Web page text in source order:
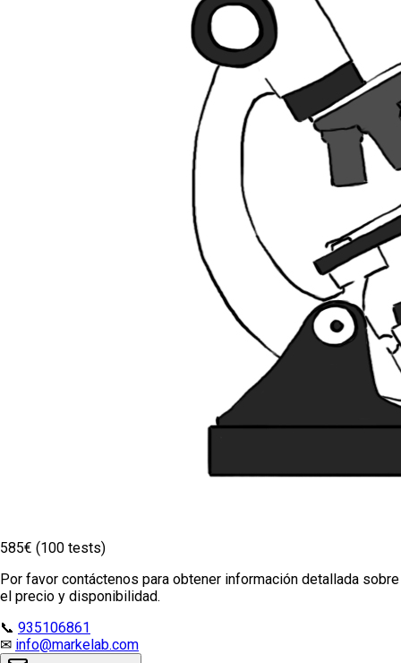
585€ (100 tests)
Por favor contáctenos para obtener información detallada sobre
el precio y disponibilidad.
📞 935106861
✉ info@markelab.com